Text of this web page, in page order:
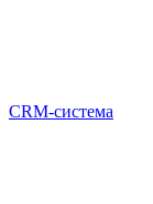
CRM-система